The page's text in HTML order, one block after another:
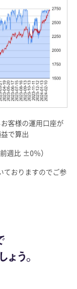
客様の運用口座が
で算出
週比 ±0％）
ておりますのでご参